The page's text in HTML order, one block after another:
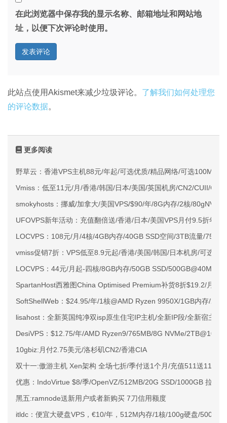
在此浏览器中保存我的显示名称、邮箱地址和网站地
址，以便下次评论时使用。
此站点使用Akismet来减少垃圾评论。 了解我们如何处理您
的评论数据。
更多阅读
野草云：香港VPS主机88元/年起/可选优质/精品网络/可选100M不
Vmiss：低至11元/月/香港/韩国/日本/美国/英国机房/CN2/CUII/
smokyhosts：挪威/加拿大/美国VPS/$90/年/8G内存/2核/
UFOVPS新年活动：充值翻倍送/香港/日本/美国VPS月付9.5折年
LOCVPS：108元/月/4核/4GB内存/40GB SSD空间/3TB流量/
vmiss促销7折：VPS低至8.9元起/香港/美国/韩国/日本机房/可选
LOCVPS：44元/月起-四核/8GB内存/50GB SSD/
SpartanHost西雅图China Optimised Premium补货8折$19.2/月起
SoftShellWeb：$24.95/年/1核@AMD Ryzen 9950X/1GB内存/
lisahost：全新英国纯净双isp原生住宅IP主机/全新IP段/全新宿主机
DesiVPS：$12.75/年/AMD Ryzen9/765MB/8G NVMe/
10gbiz:月付2.75美元/洛杉矶CN2/香港CIA
双十一:傲游主机 Xen架构 全场七折/季付送1个月/充值511送111元
优惠：IndoVirtue $8/季/OpenVZ/512MB/20G SSD/1000GB 拉斯
黑五:ramnode送新用户或者新购买 7刀信用额度
itldc：便宜大硬盘VPS，€10/年，512M内存/1核/100g硬盘/500G流